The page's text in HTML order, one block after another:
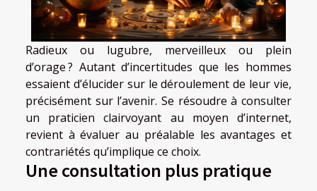
Radieux ou lugubre, merveilleux ou plein
d’orage ? Autant d’incertitudes que les hommes
essaient d’élucider sur le déroulement de leur vie,
précisément sur l’avenir. Se résoudre à consulter
un praticien clairvoyant au moyen d’internet,
revient à évaluer au préalable les avantages et
contrariétés qu’implique ce choix.
Une consultation plus pratique